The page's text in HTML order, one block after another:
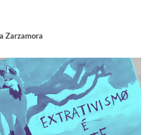
Zarzamora